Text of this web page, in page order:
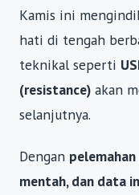
Kamis ini
hati di tengah
teknikal seperti
(resistance) akan
selanjutnya.
Dengan
mentah, dan data